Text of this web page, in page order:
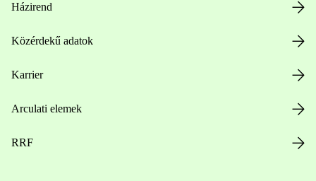
Házirend
Közérdekű adatok
Karrier
Arculati elemek
RRF